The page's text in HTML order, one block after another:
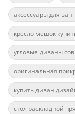
аксессуары для
кресло мешок
угловые диваны
оригинальная
купить диван
стол раскладной